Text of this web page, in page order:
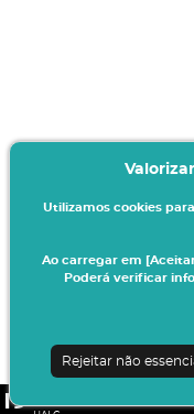
Utilizamos cookies
Ao carregar em
Poderá verificar
Rejeitar não